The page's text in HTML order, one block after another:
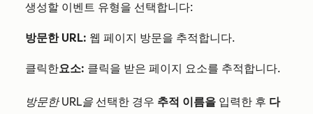
생성할 이벤트 유형을 선택합니다:
방문한 URL: 웹 페이지 방문을 추적합니다.
클릭한요소: 클릭을 받은 페이지 요소를 추적합니다.
방문한 URL을 선택한 경우 추적 이름을 입력한 후 다